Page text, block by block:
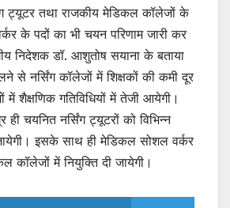
ट्यूटर तथा राजकीय मेडिकल कॉलेजों के
के पदों का भी चयन परिणाम जारी कर
निदेशक डॉ. आशुतोष सयाना के बताया
से नर्सिंग कॉलेजों में शिक्षकों की कमी दूर
में शैक्षणिक गतिविधियों में तेजी आयेगी।
ही चयनित नर्सिंग ट्यूटरों को विभिन्न
इसके साथ ही मेडिकल सोशल वर्कर
कॉलेजों में नियुक्ति दी जायेगी।